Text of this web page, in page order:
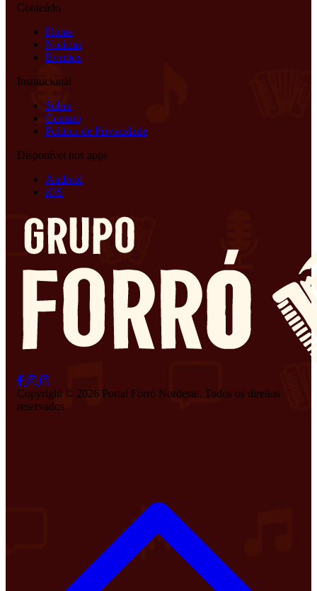
Conteúdo
Home
Notícias
Eventos
Institucional
Sobre
Contato
Política de Privacidade
Disponível nos apps
Android
iOS
Copyright © 2026 Portal Forró Nordeste. Todos os direitos
reservados.